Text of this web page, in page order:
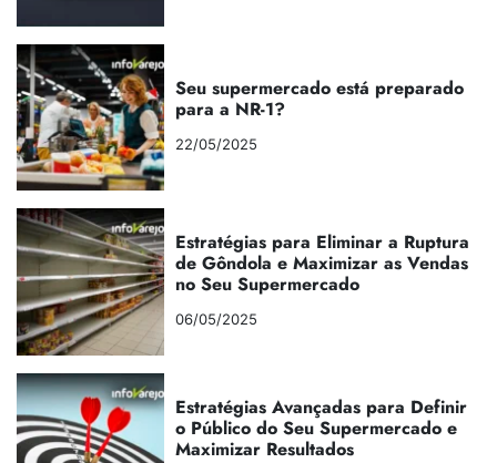
Seu supermercado está preparado
para a NR-1?
22/05/2025
Estratégias para Eliminar a Ruptura
de Gôndola e Maximizar as Vendas
no Seu Supermercado
06/05/2025
Estratégias Avançadas para Definir
o Público do Seu Supermercado e
Maximizar Resultados